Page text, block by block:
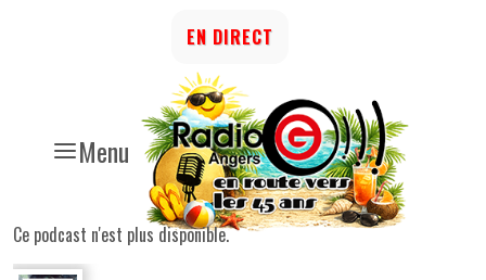
Menu
EN DIRECT
Ce podcast n'est plus disponible.